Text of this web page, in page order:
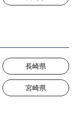
長崎県
宮崎県